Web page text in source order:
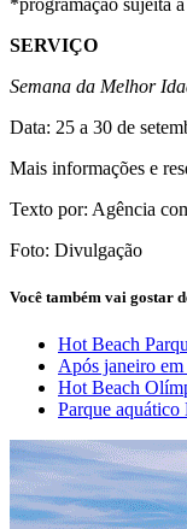
*programação sujeita
SERVIÇO
Semana da Melhor
Data: 25 a 30 de
Mais informações e
Texto por: Agência
Foto: Divulgação
Você também vai gostar
Hot Beach
Após janeiro
Hot Beach
Parque